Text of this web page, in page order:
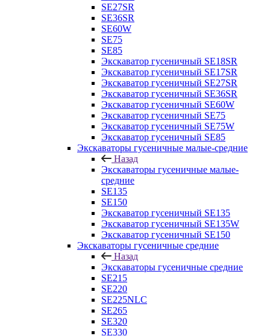
SE27SR
SE36SR
SE60W
SE75
SE85
Экскаватор гусеничный SE18SR
Экскаватор гусеничный SE17SR
Экскаватор гусеничный SE27SR
Экскаватор гусеничный SE36SR
Экскаватор гусеничный SE60W
Экскаватор гусеничный SE75
Экскаватор гусеничный SE75W
Экскаватор гусеничный SE85
Экскаваторы гусеничные малые-средние
Назад
Экскаваторы гусеничные малые-
средние
SE135
SE150
Экскаватор гусеничный SE135
Экскаватор гусеничный SE135W
Экскаватор гусеничный SE150
Экскаваторы гусеничные средние
Назад
Экскаваторы гусеничные средние
SE215
SE220
SE225NLC
SE265
SE320
SE330